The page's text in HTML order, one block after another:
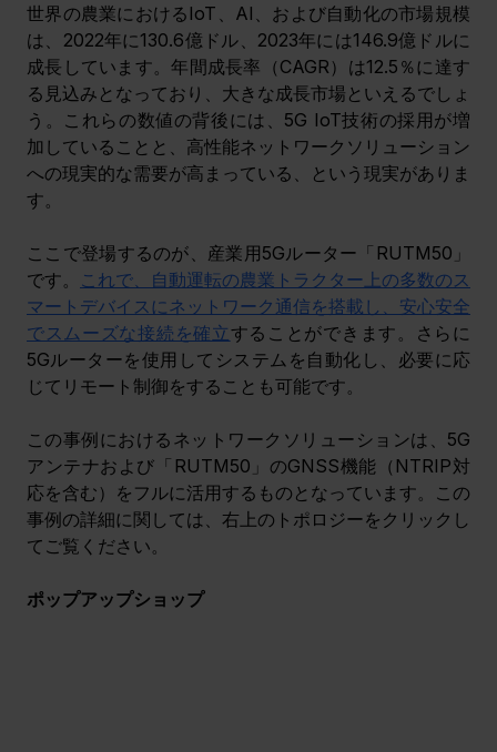
世界の農業におけるIoT、AI、および自動化の市場規模
は、2022年に130.6億ドル、2023年には146.9億ドルに
成長しています。年間成長率（CAGR）は12.5％に達す
る見込みとなっており、大きな成長市場といえるでしょ
う。これらの数値の背後には、5G IoT技術の採用が増
加していることと、高性能ネットワークソリューション
への現実的な需要が高まっている、という現実がありま
す。
ここで登場するのが、産業用5Gルーター「RUTM50」
です。 これで、自動運転の農業トラクター上の多数のス
マートデバイスにネットワーク通信を搭載し、安心安全
でスムーズな接続を確立することができます。さらに
5Gルーターを使用してシステムを自動化し、必要に応
じてリモート制御をすることも可能です。
この事例におけるネットワークソリューションは、5G
アンテナおよび「RUTM50」のGNSS機能（NTRIP対
応を含む）をフルに活用するものとなっています。この
事例の詳細に関しては、右上のトポロジーをクリックし
てご覧ください。
ポップアップショップ